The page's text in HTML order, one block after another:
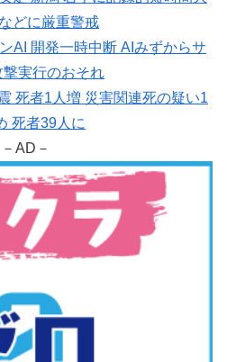
どに厳重警戒
AI 開発一時中断 AIみずからサ
撃実行のおそれ
死者1人増 災害関連死の疑い1
死者39人に
－AD－